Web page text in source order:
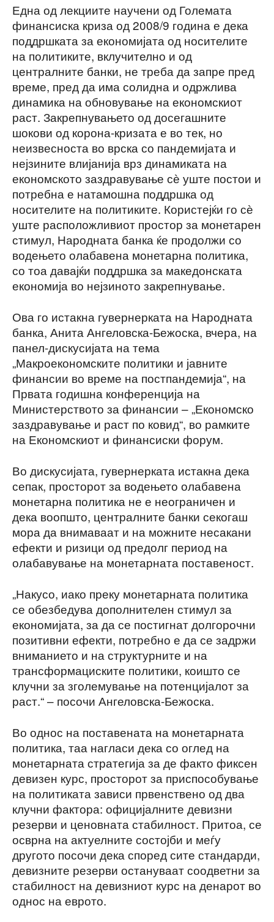
Една од лекциите научени од Големата
финансиска криза од 2008/9 година е дека
поддршката за економијата од носителите
на политиките, вклучително и од
централните банки, не треба да запре пред
време, пред да има солидна и одржлива
динамика на обновување на економскиот
раст. Закрепнувањето од досегашните
шокови од корона-кризата е во тек, но
неизвесноста во врска со пандемијата и
нејзините влијанија врз динамиката на
економското заздравување сѐ уште постои и
потребна е натамошна поддршка од
носителите на политиките. Користејќи го сѐ
уште расположливиот простор за монетарен
стимул, Народната банка ќе продолжи со
водењето олабавена монетарна политика,
со тоа давајќи поддршка за македонската
економија во нејзиното закрепнување.
Ова го истакна гувернерката на Народната
банка, Анита Ангеловска-Бежоска, вчера, на
панел-дискусијата на тема
„Макроекономските политики и јавните
финансии во време на постпандемија“, на
Првата годишна конференцијa на
Министерството за финансии – „Економско
заздравување и раст по ковид“, во рамките
на Економскиот и финансиски форум.
Во дискусијата, гувернерката истакна дека
сепак, просторот за водењето олабавена
монетарна политика не е неограничен и
дека воопшто, централните банки секогаш
мора да внимаваат и на можните несакани
ефекти и ризици од предолг период на
олабавување на монетарната поставеност.
„Накусо, иако преку монетарната политика
се обезбедува дополнителен стимул за
економијата, за да се постигнат долгорочни
позитивни ефекти, потребно е да се задржи
вниманието и на структурните и на
трансформациските политики, коишто се
клучни за зголемување на потенцијалот за
раст.“ – посочи Ангеловска-Бежоска.
Во однос на поставената на монетарната
политика, таа нагласи дека со оглед на
монетарната стратегија за де факто фиксен
девизен курс, просторот за приспособување
на политиката зависи првенствено од два
клучни фактора: официјалните девизни
резерви и ценовната стабилност. Притоа, се
осврна на актуелните состојби и меѓу
другото посочи дека според сите стандарди,
девизните резерви остануваат соодветни за
стабилност на девизниот курс на денарот во
однос на еврото.